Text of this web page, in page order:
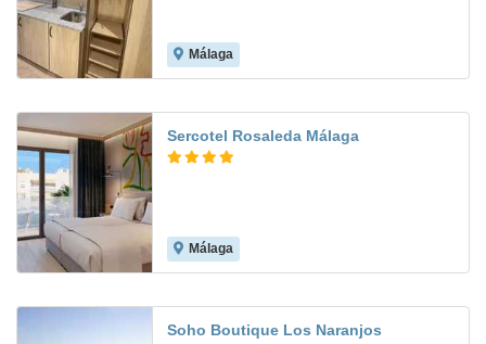
Málaga
Sercotel Rosaleda Málaga
Málaga
Soho Boutique Los Naranjos